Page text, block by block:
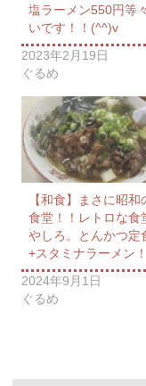
塩ラーメン550円等
いです！！(^^)v
2023年2月19日
ぐるめ
【和食】まさに昭和
食堂！！レトロな食
やしろ。とんかつ定
+スタミナラーメン！
2024年9月1日
ぐるめ